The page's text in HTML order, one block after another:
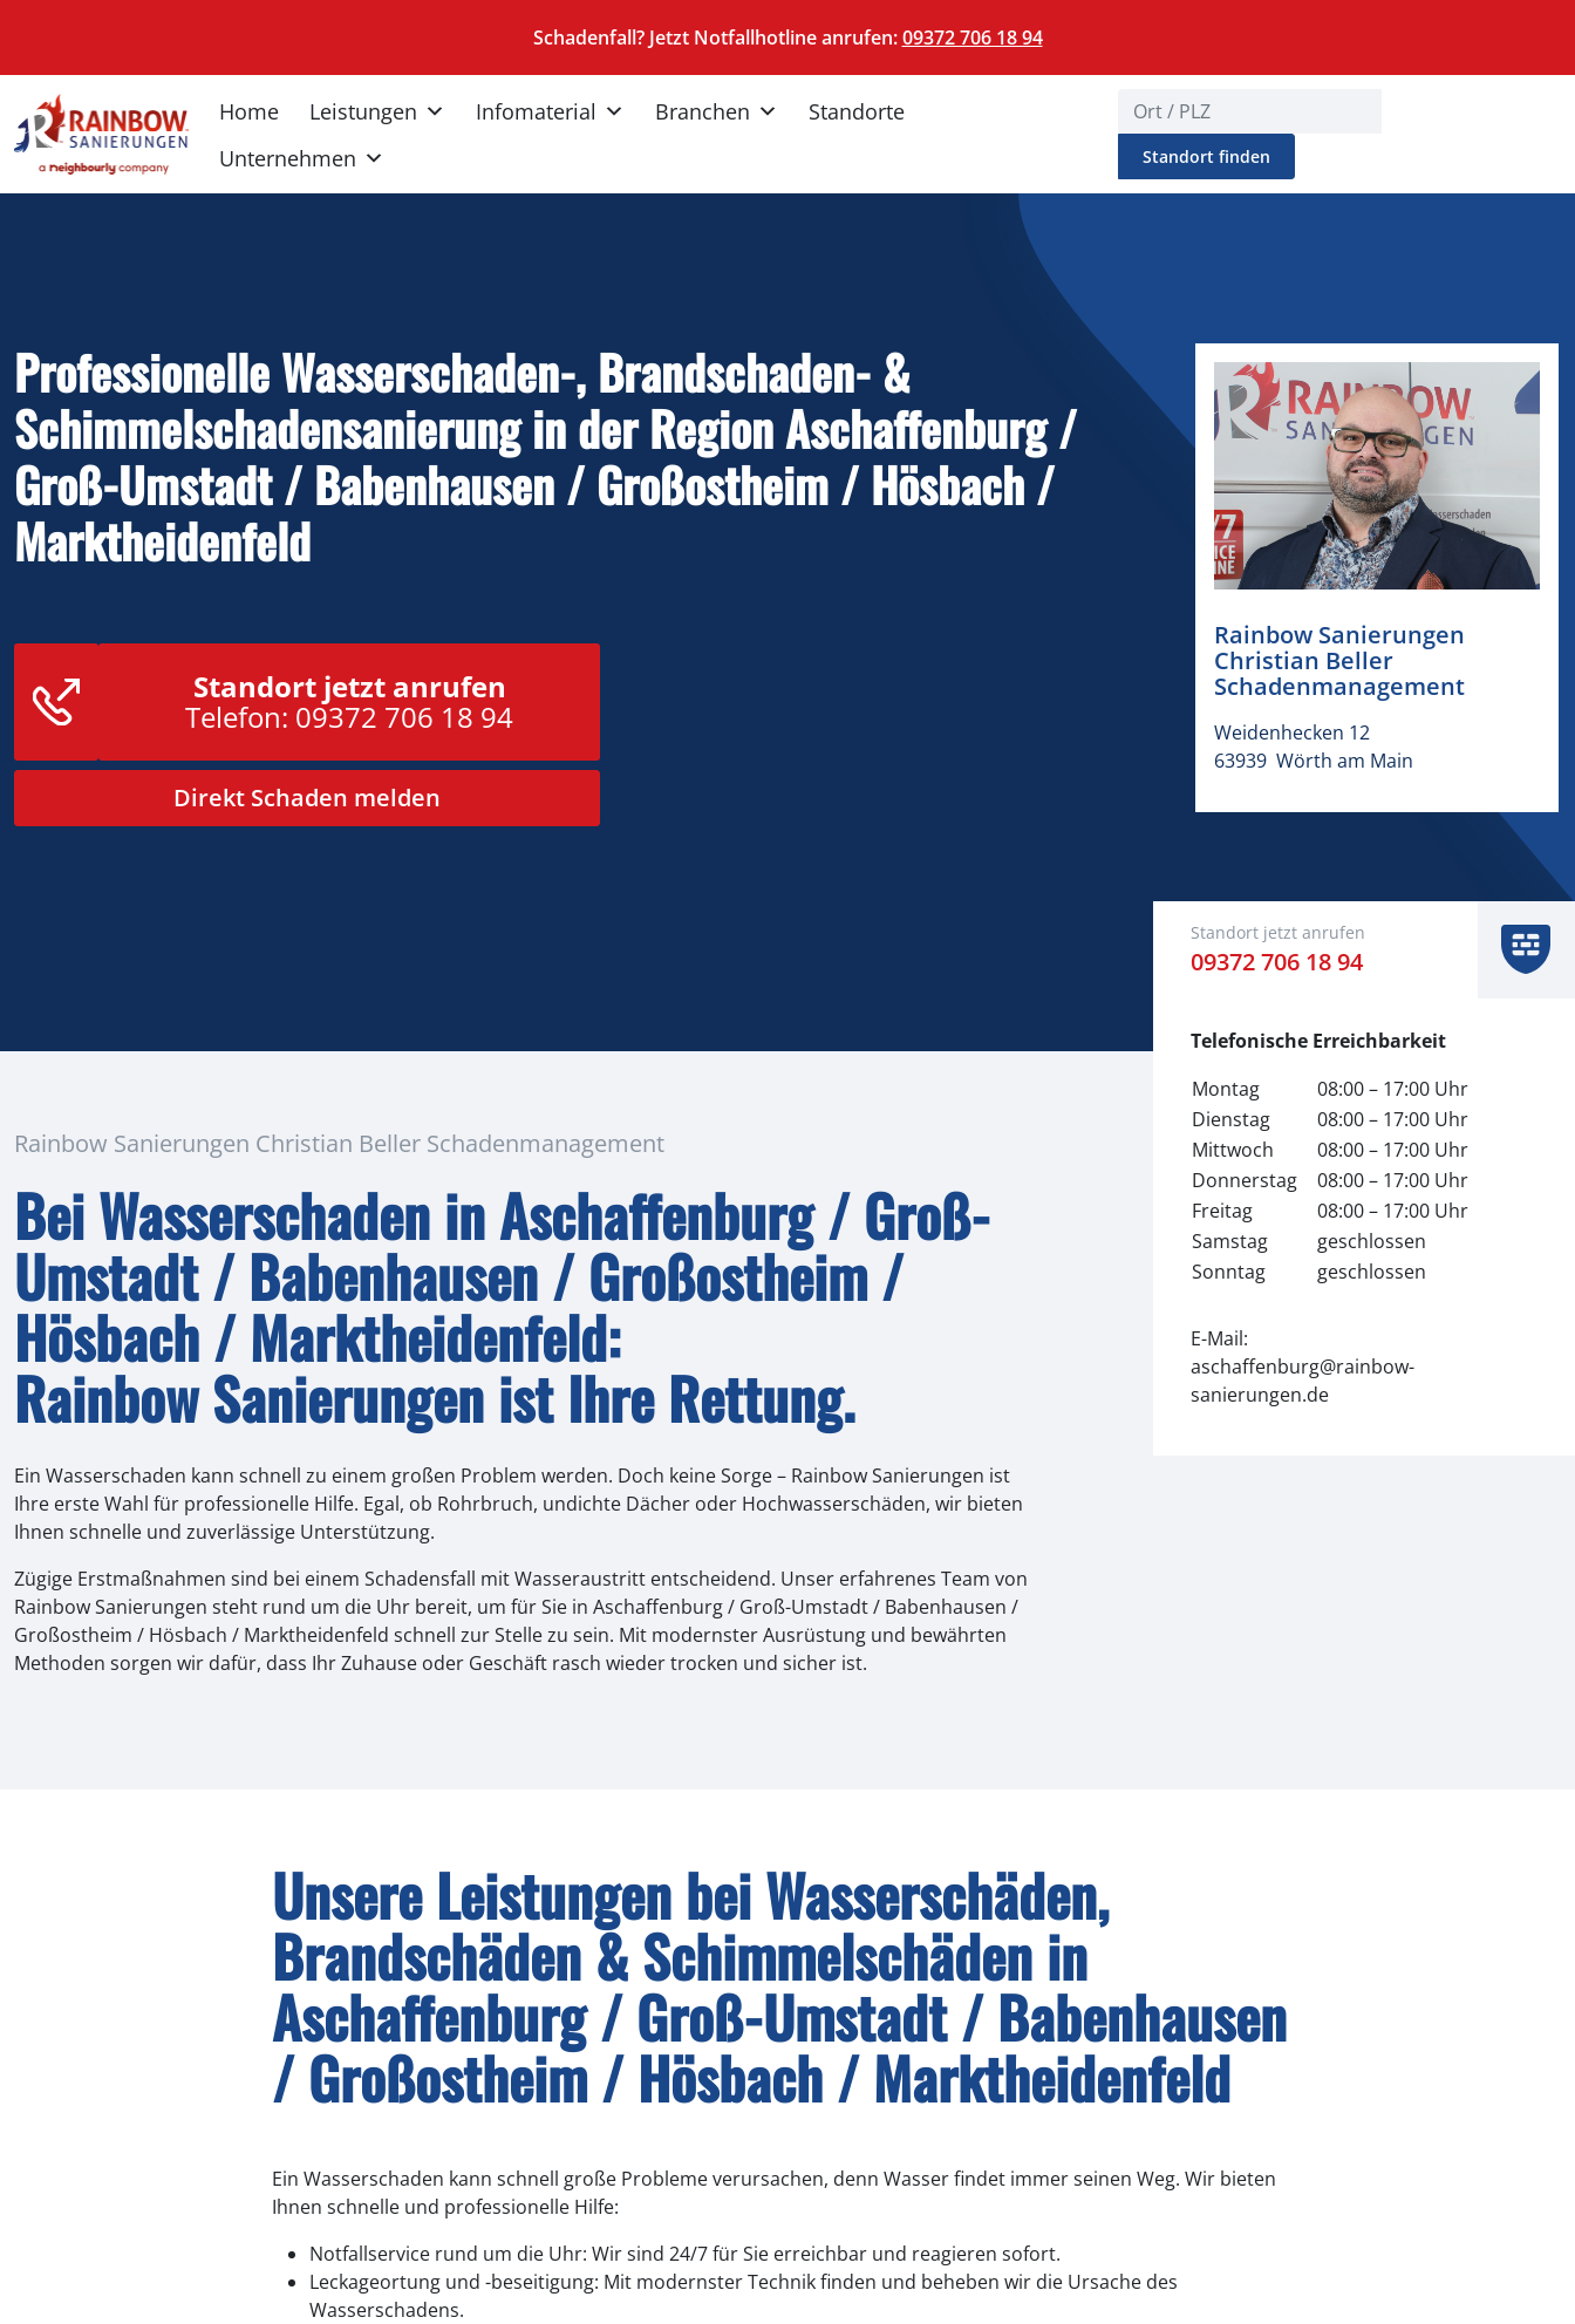
Schadenfall? Jetzt Notfallhotline anrufen:​​09372 706 18 94​
Home Leistungen Infomaterial Branchen
Standorte
Unternehmen
Standort finden
Professionelle Wasserschaden-, Brandschaden- &
Schimmelschadensanierung in der Region Aschaffenburg /
Groß-Umstadt / Babenhausen / Großostheim / Hösbach /
Marktheidenfeld
Standort jetzt anrufen
Telefon: ​​09372 706 18 94​
Direkt Schaden melden
Rainbow Sanierungen ​​
Christian Beller
Schadenmanagement​
Weidenhecken 12 ​
​​63939 ​ ​​Wörth am Main​
Standort jetzt anrufen
​​09372 706 18 94​
Telefonische Erreichbarkeit
Montag
08:00 – 17:00 Uhr
Dienstag
08:00 – 17:00 Uhr
Mittwoch
08:00 – 17:00 Uhr
Donnerstag
08:00 – 17:00 Uhr
Freitag
08:00 – 17:00 Uhr
Samstag
geschlossen
Sonntag
geschlossen
E-Mail:
aschaffenburg@rainbow-
sanierungen.de
Rainbow Sanierungen ​​Christian Beller Schadenmanagement​
Bei Wasserschaden in Aschaffenburg / Groß-
Umstadt / Babenhausen / Großostheim /
Hösbach / Marktheidenfeld:
Rainbow Sanierungen ist Ihre Rettung.
Ein Wasserschaden kann schnell zu einem großen Problem werden. Doch keine Sorge – Rainbow Sanierungen ist
Ihre erste Wahl für professionelle Hilfe. Egal, ob Rohrbruch, undichte Dächer oder Hochwasserschäden, wir bieten
Ihnen schnelle und zuverlässige Unterstützung.
Zügige Erstmaßnahmen sind bei einem Schadensfall mit Wasseraustritt entscheidend. Unser erfahrenes Team von
Rainbow Sanierungen steht rund um die Uhr bereit, um für Sie in Aschaffenburg / Groß-Umstadt / Babenhausen /
Großostheim / Hösbach / Marktheidenfeld schnell zur Stelle zu sein. Mit modernster Ausrüstung und bewährten
Methoden sorgen wir dafür, dass Ihr Zuhause oder Geschäft rasch wieder trocken und sicher ist.
Unsere Leistungen bei Wasserschäden,
Brandschäden & Schimmelschäden in
Aschaffenburg / Groß-Umstadt / Babenhausen
/ Großostheim / Hösbach / Marktheidenfeld
Ein Wasserschaden kann schnell große Probleme verursachen, denn Wasser findet immer seinen Weg. Wir bieten
Ihnen schnelle und professionelle Hilfe:
Notfallservice rund um die Uhr: Wir sind 24/7 für Sie erreichbar und reagieren sofort.
Leckageortung und -beseitigung: Mit modernster Technik finden und beheben wir die Ursache des
Wasserschadens.